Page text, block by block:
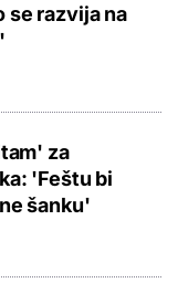
se razvija na
za
'Feštu bi
šanku'